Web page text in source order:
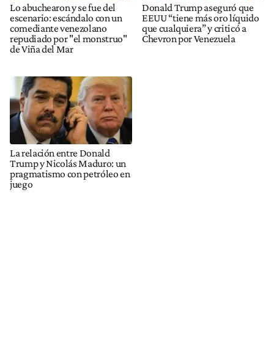
Lo abuchearon y se fue del
escenario: escándalo con un
comediante venezolano
repudiado por "el monstruo"
de Viña del Mar
Donald Trump aseguró que
EEUU “tiene más oro líquido
que cualquiera” y criticó a
Chevron por Venezuela
La relación entre Donald
Trump y Nicolás Maduro: un
pragmatismo con petróleo en
juego